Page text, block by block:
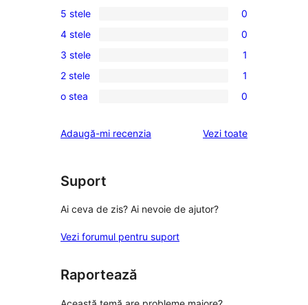
0
5
–
recenzii
(stele)
5 stele 0
0
4
–
recenzii
4 stele 0
1
3
–
(stele)
3 stele 1
1
2
recenzie
2 stele 1
0
–
(stele)
o stea 0
Adaugă-mi recenzia Vezi toaterecenziile
Suport
Ai ceva de zis? Ai nevoie de ajutor?
Vezi forumul pentru suport
Raportează